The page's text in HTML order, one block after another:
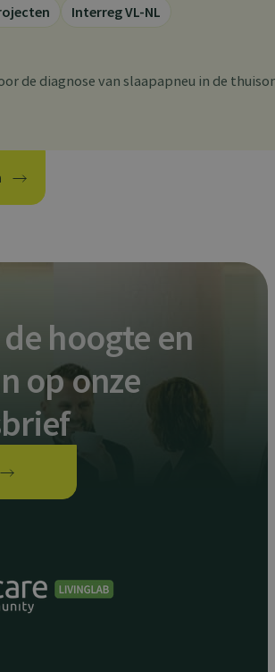
Interreg VL-NL
de diagnose van slaapapneu in de
hoogte en
op onze